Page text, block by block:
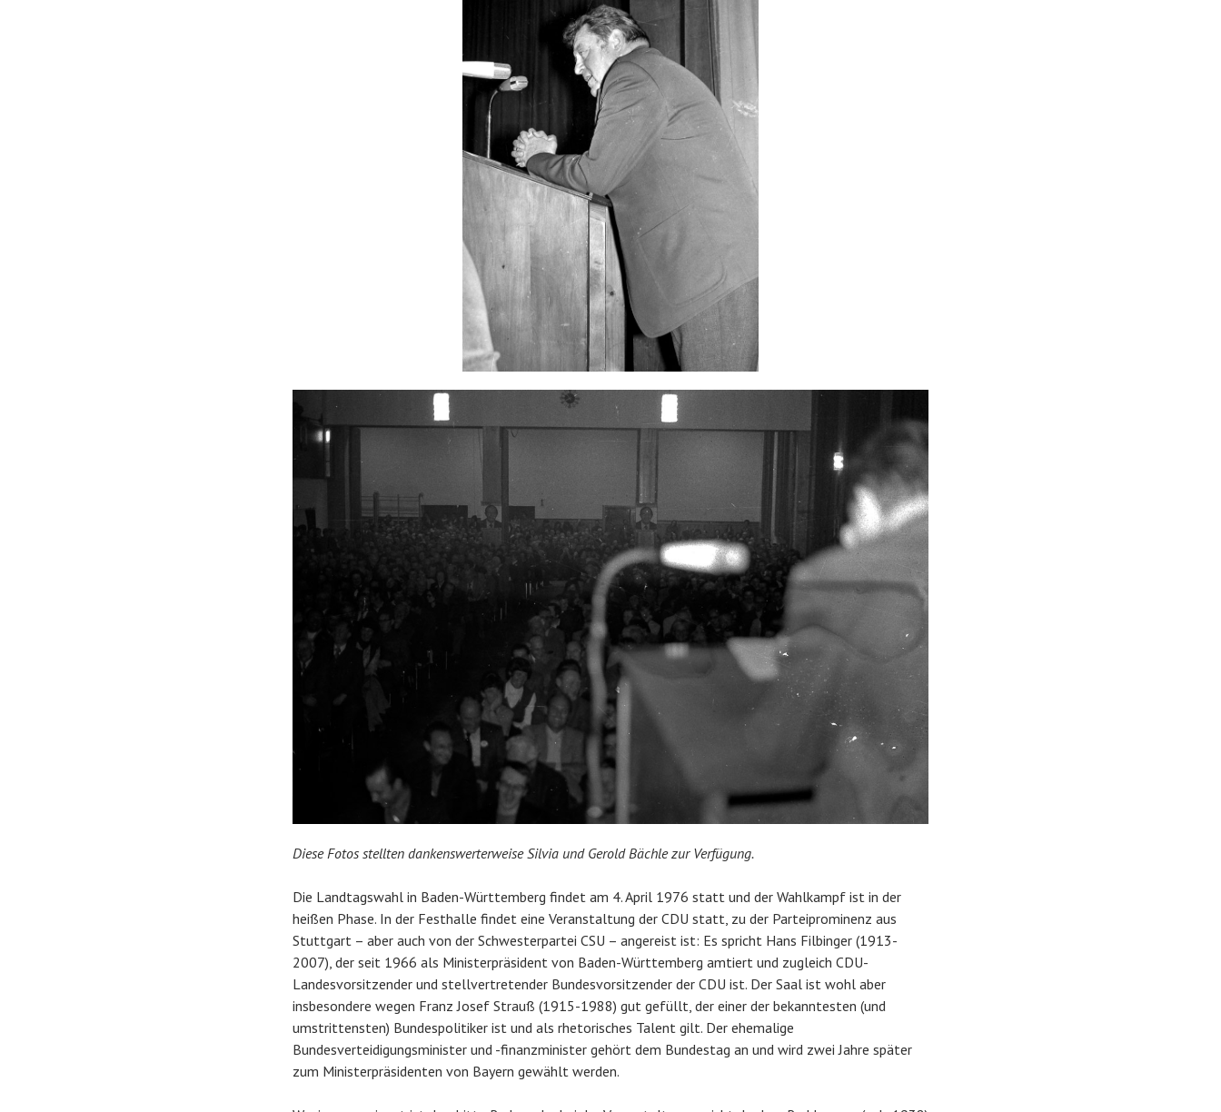
Diese Fotos stellten dankenswerterweise Silvia und Gerold Bächle zur Verfügung.
Die Landtagswahl in Baden-Württemberg findet am 4. April 1976 statt und der Wahlkampf ist in der
heißen Phase. In der Festhalle findet eine Veranstaltung der CDU statt, zu der Parteiprominenz aus
Stuttgart – aber auch von der Schwesterpartei CSU – angereist ist: Es spricht Hans Filbinger (1913-
2007), der seit 1966 als Ministerpräsident von Baden-Württemberg amtiert und zugleich CDU-
Landesvorsitzender und stellvertretender Bundesvorsitzender der CDU ist. Der Saal ist wohl aber
insbesondere wegen Franz Josef Strauß (1915-1988) gut gefüllt, der einer der bekanntesten (und
umstrittensten) Bundespolitiker ist und als rhetorisches Talent gilt. Der ehemalige
Bundesverteidigungsminister und -finanzminister gehört dem Bundestag an und wird zwei Jahre später
zum Ministerpräsidenten von Bayern gewählt werden.